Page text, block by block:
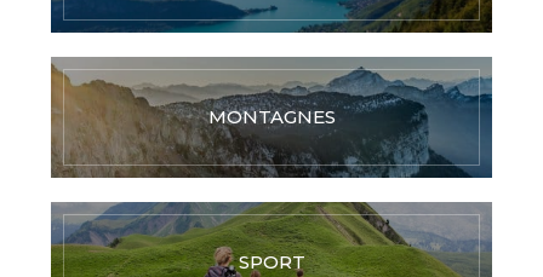
MONTAGNES
SPORT